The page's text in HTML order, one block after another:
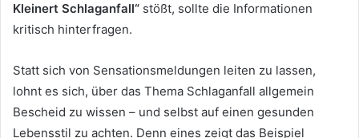
Kleinert Schlaganfall“ stößt, sollte die Informationen
kritisch hinterfragen.
Statt sich von Sensationsmeldungen leiten zu lassen,
lohnt es sich, über das Thema Schlaganfall allgemein
Bescheid zu wissen – und selbst auf einen gesunden
Lebensstil zu achten. Denn eines zeigt das Beispiel